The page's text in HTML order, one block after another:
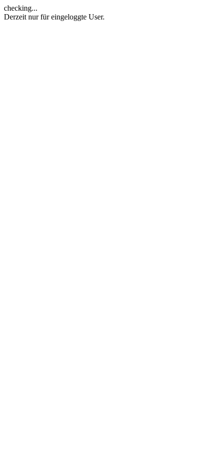
checking...
Derzeit nur für eingeloggte User.